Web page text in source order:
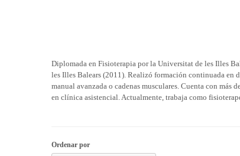
Diplomada en Fisioterapia por la Universitat de les Illes
les Illes Balears (2011). Realizó formación continuada en
manual avanzada o cadenas musculares. Cuenta con
en clínica asistencial. Actualmente, trabaja como
Ordenar por